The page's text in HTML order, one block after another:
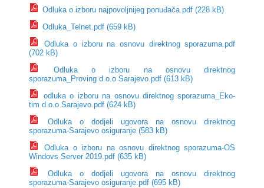
Odluka o izboru najpovoljnijeg ponuđača.pdf (228 kB)
Odluka_Telnet.pdf (659 kB)
Odluka o izboru na osnovu direktnog sporazuma.pdf
(702 kB)
Odluka o izboru na osnovu direktnog
sporazuma_Proving d.o.o Sarajevo.pdf (613 kB)
odluka o izboru na osnovu direktnog sporazuma_Eko-
tim d.o.o Sarajevo.pdf (624 kB)
Odluka o dodjeli ugovora na osnovu direktnog
sporazuma-Sarajevo osiguranje (583 kB)
Odluka o izboru na osnovu direktnog sporazuma-OS
Windovs Server 2019.pdf (635 kB)
Odluka o dodjeli ugovora na osnovu direktnog
sporazuma-Sarajevo osiguranje.pdf (695 kB)